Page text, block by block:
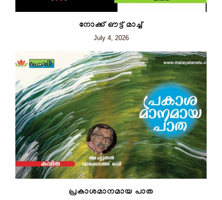
നോക്ക് ഔട്ട് മാച്ച്
July 4, 2026
പ്രകാശമാനമായ പാത